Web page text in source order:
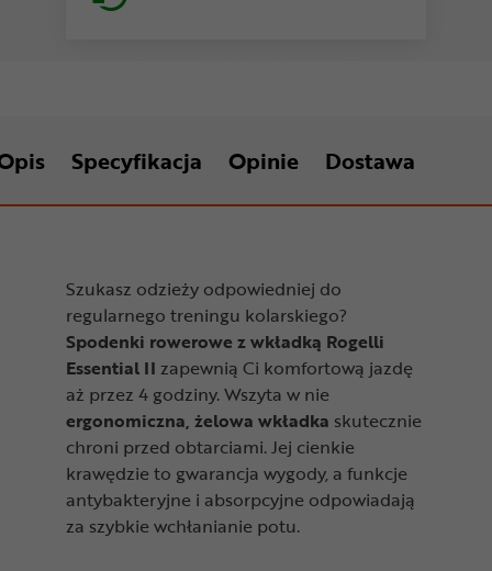
Specyfikacja Opinie Dostawa
Szukasz odzieży odpowiedniej do
regularnego treningu kolarskiego?
Spodenki rowerowe z wkładką Rogelli
Essential II zapewnią Ci komfortową jazdę
aż przez 4 godziny. Wszyta w nie
ergonomiczna, żelowa wkładka skutecznie
chroni przed obtarciami. Jej cienkie
krawędzie to gwarancja wygody, a funkcje
antybakteryjne i absorpcyjne odpowiadają
za szybkie wchłanianie potu.